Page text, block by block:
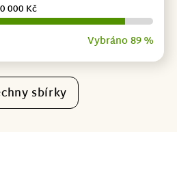
Vybráno 89 %
000 Kč
sbírky